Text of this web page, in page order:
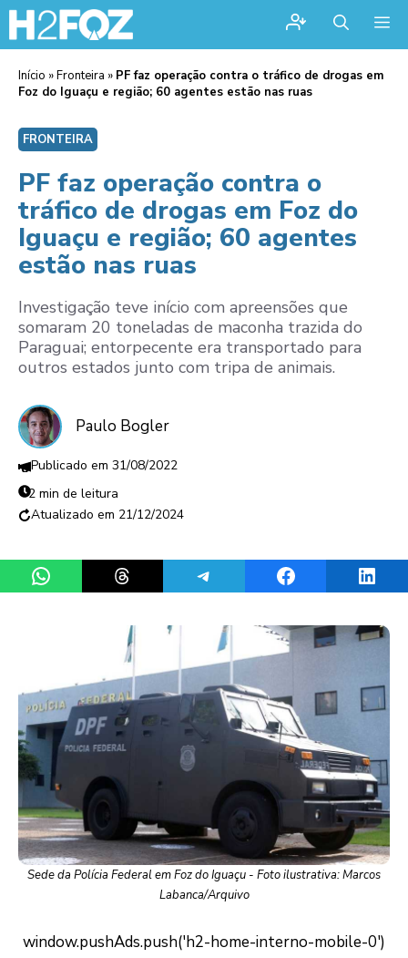
Início »Fronteira » PF faz operação contra o tráfico de drogas em
Foz do Iguaçu e região; 60 agentes estão nas ruas
FRONTEIRA
PF faz operação contra o
tráfico de drogas em Foz do
Iguaçu e região; 60 agentes
estão nas ruas
Investigação teve início com apreensões que
somaram 20 toneladas de maconha trazida do
Paraguai; entorpecente era transportado para
outros estados junto com tripa de animais.
Paulo Bogler
31/08/2022
2 min de leitura
21/12/2024
Share on WhatsAppShare on ThreadsShare on TelegramShare on Facebook
Sede da Polícia Federal em Foz do Iguaçu - Foto ilustrativa: Marcos
Labanca/Arquivo